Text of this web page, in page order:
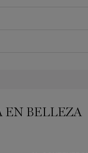
EN BELLEZA